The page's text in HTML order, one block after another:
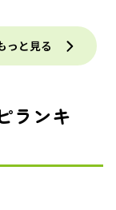
っと見る
ランキ